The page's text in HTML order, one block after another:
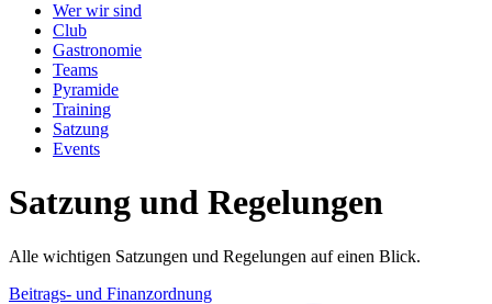
Wer wir sind
Club
Gastronomie
Teams
Pyramide
Training
Satzung
Events
Satzung und Regelungen
Alle wichtigen Satzungen und Regelungen auf einen Blick.
Beitrags- und Finanzordnung